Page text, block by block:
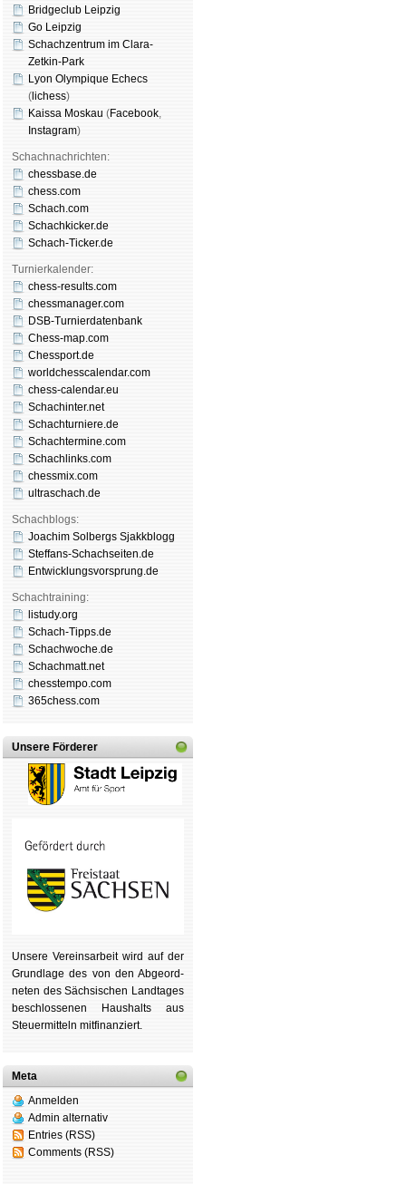
Bridgeclub Leipzig
Go Leipzig
Schachzentrum im Clara-
Zetkin-Park
Lyon Olympique Echecs
( lichess)
Kaissa Moskau (Face­book,
Insta­gram)
Schachnachrichten:
chessbase.de
chess.com
Schach.com
Schachkicker.de
Schach-Ticker.de
Turnierkalender:
chess-results.com
chessmanager.com
DSB-Turnierdatenbank
Chess-map.com
Chessport.de
worldchesscalendar.com
chess-calendar.eu
Schachinter.net
Schachturniere.de
Schachtermine.com
Schachlinks.com
chessmix.com
ultraschach.de
Schachblogs:
Joachim Solbergs Sjakkblogg
Steffans-Schachseiten.de
Entwicklungsvorsprung.de
Schachtraining:
listudy.org
Schach-Tipps.de
Schachwoche.de
Schachmatt.net
chesstempo.com
365chess.com
Unsere Förderer
Unsere Ver­eins­ar­beit wird auf der
Grund­lage des von den Ab­ge­ord­
ne­ten des Säch­si­schen Land­tages
be­schlos­se­nen Haus­halts aus
Steu­er­mitteln mit­fi­nan­ziert.
Meta
Anmelden
Admin alternativ
Entries (RSS)
Comments (RSS)